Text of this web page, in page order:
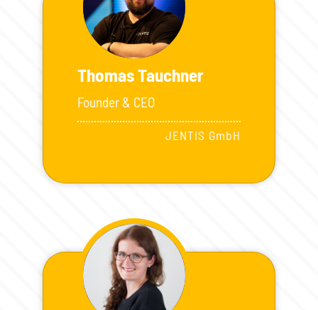
Thomas Tauchner
Founder & CEO
JENTIS GmbH